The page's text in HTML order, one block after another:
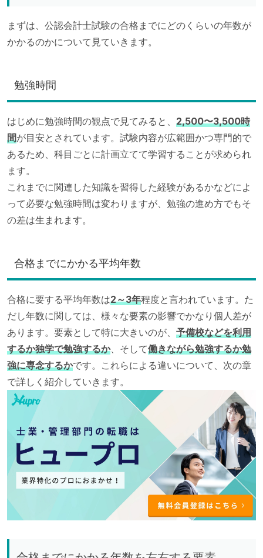
まずは、公認会計士試験の合格までにどのくらいの年数が
かかるのかについて見ていきます。
勉強時間
はじめに勉強時間の観点で見てみると、 2,500〜3,500時
間が目安とされています。試験内容が広範囲かつ専門的で
あるため、科目ごとに計画立てて学習することが求められ
ます。
これまでに関連した知識を習得した経験があるかなどによ
って必要な勉強時間は変わりますが、勉強の進め方でもそ
の差は生まれます。
合格までにかかる平均年数
合格に要する平均年数は2～3年程度と言われています。た
だし年数に関しては、様々な要素の影響でかなり個人差が
あります。要素として特に大きいのが、 予備校などを利用
するか独学で勉強するか、そして働きながら勉強するか勉
強に専念するかです。これらによる違いについて、次の章
で詳しく紹介していきます。